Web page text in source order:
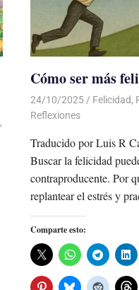
,
Cómo ser más
24/10/2025 De todo
Felicidad,
Reflexiones
Traducido por Luis R
Buscar la felicidad
contraproducente. Por
replantear el estrés y
Comparte esto: